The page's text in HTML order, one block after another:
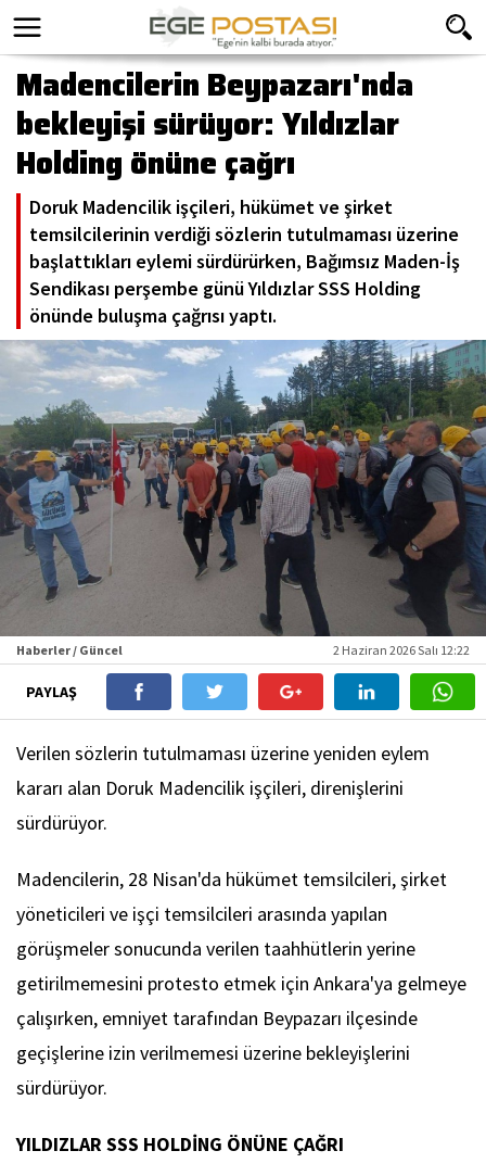
Madencilerin Beypazarı'nda
bekleyişi sürüyor: Yıldızlar
Holding önüne çağrı
Doruk Madencilik işçileri, hükümet ve şirket
temsilcilerinin verdiği sözlerin tutulmaması üzerine
başlattıkları eylemi sürdürürken, Bağımsız Maden-İş
Sendikası perşembe günü Yıldızlar SSS Holding
önünde buluşma çağrısı yaptı.
Haberler / Güncel 2 Haziran 2026 Salı 12:22
PAYLAŞ
Verilen sözlerin tutulmaması üzerine yeniden eylem
kararı alan Doruk Madencilik işçileri, direnişlerini
sürdürüyor.
Madencilerin, 28 Nisan'da hükümet temsilcileri, şirket
yöneticileri ve işçi temsilcileri arasında yapılan
görüşmeler sonucunda verilen taahhütlerin yerine
getirilmemesini protesto etmek için Ankara'ya gelmeye
çalışırken, emniyet tarafından Beypazarı ilçesinde
geçişlerine izin verilmemesi üzerine bekleyişlerini
sürdürüyor.
YILDIZLAR SSS HOLDİNG ÖNÜNE ÇAĞRI